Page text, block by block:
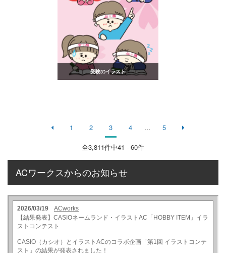
受験のイラスト
1 2 3 4 ... 5
全3,811件中41 - 60件
ACワークスからのお知らせ